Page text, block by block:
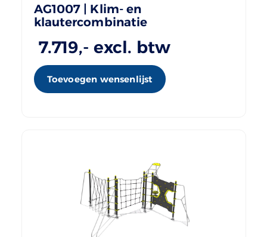
AG1007 | Klim- en
klautercombinatie
7.719,- excl. btw
Toevoegen wensenlijst